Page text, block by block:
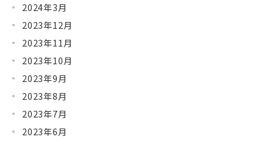
2024年3月
2023年12月
2023年11月
2023年10月
2023年9月
2023年8月
2023年7月
2023年6月